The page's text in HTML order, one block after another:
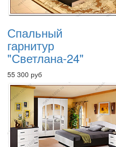
Спальный
гарнитур
"Светлана-24"
55 300 руб